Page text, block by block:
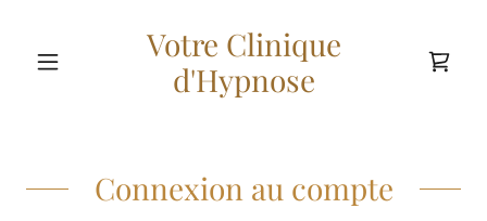
Votre Clinique
d'Hypnose
Connexion au compte